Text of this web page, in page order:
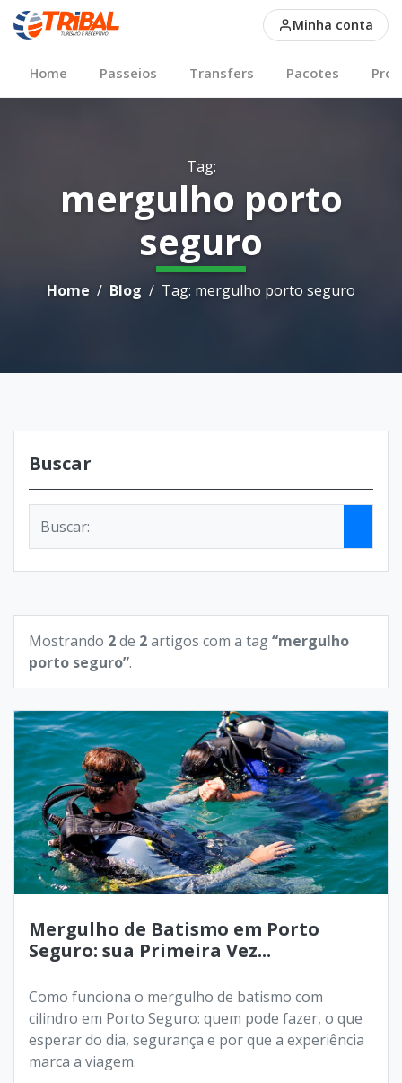
Conteudos sobre
Main Nav Minha conta
Home Passeios Transfers Pacotes
Tag:
mergulho porto
seguro
Breadcrumb
Home Blog Tag: mergulho porto seguro
Buscar
Mostrando 2de 2artigos com a tag“mergulho
porto seguro”.
Mergulho de Batismo em Porto
Seguro: sua Primeira Vez...
Como funciona o mergulho de batismo com
cilindro em Porto Seguro: quem pode fazer, o que
esperar do dia, segurança e por que a experiência
marca a viagem.